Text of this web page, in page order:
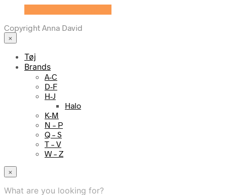
Copyright Anna David
×
Tøj
Brands
A-C
D-F
H-J
Halo
K-M
N – P
Q – S
T – V
W – Z
×
What are you looking for?